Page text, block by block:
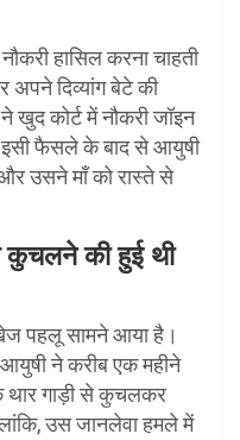
हासिल करना चाहती
अपने दिव्यांग बेटे की
खुद कोर्ट में नौकरी जॉइन
इसी फैसले के बाद से आयुषी
उसने माँ को रास्ते से
कुचलने की हुई थी
पहलू सामने आया है।
ने करीब एक महीने
थार गाड़ी से कुचलकर
उस जानलेवा हमले में